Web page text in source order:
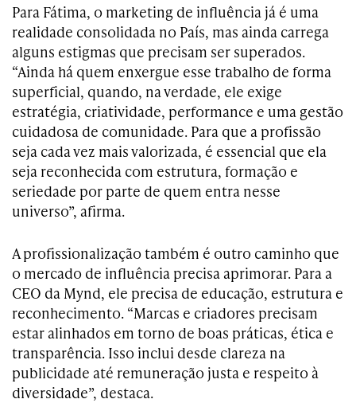
Para Fátima, o marketing de influência já é uma
realidade consolidada no País, mas ainda carrega
alguns estigmas que precisam ser superados.
“Ainda há quem enxergue esse trabalho de forma
superficial, quando, na verdade, ele exige
estratégia, criatividade, performance e uma gestão
cuidadosa de comunidade. Para que a profissão
seja cada vez mais valorizada, é essencial que ela
seja reconhecida com estrutura, formação e
seriedade por parte de quem entra nesse
universo”, afirma.
A profissionalização também é outro caminho que
o mercado de influência precisa aprimorar. Para a
CEO da Mynd, ele precisa de educação, estrutura e
reconhecimento. “Marcas e criadores precisam
estar alinhados em torno de boas práticas, ética e
transparência. Isso inclui desde clareza na
publicidade até remuneração justa e respeito à
diversidade”, destaca.